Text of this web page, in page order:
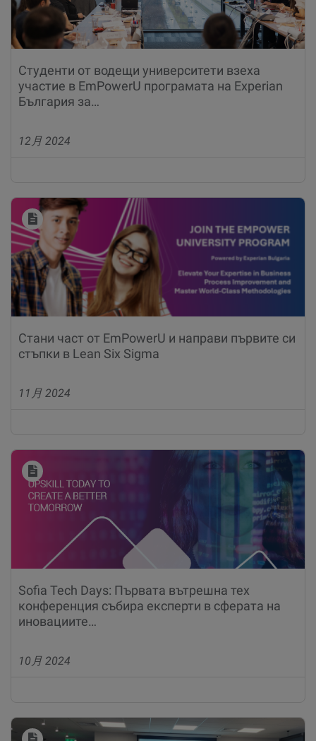
Студенти от водещи университети взеха
участие в EmPowerU програмата на Experian
България за…
12月 2024
Стани част от EmPowerU и направи първите си
стъпки в Lean Six Sigma
11月 2024
Sofia Tech Days: Първата вътрешна тех
конференция събира експерти в сферата на
иновациите…
10月 2024